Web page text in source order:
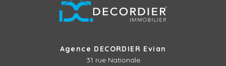
Agence DECORDIER Evian
31 rue Nationale